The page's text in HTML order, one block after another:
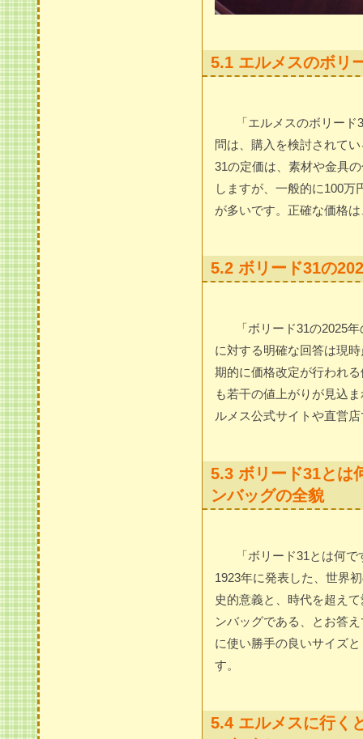
5.1 エルメスのボリ
「エルメスのボリー
問は、購入を検討されて
31の定価は、素材や金具
しますが、一般的に100万
が多いです。正確な価格
5.2 ボリード31の
「ボリード31の2025
に対する明確な回答は現
期的に価格改定が行われ
も若干の値上がりが見込
ルメス公式サイトや直営
5.3 ボリード31とは
ンバッグの全貌
「ボリード31とは何
1923年に発表した、世界
史的意義と、時代を超え
ンバッグである、とお答
に使い勝手の良いサイズ
す。
5.4 エルメスに行く